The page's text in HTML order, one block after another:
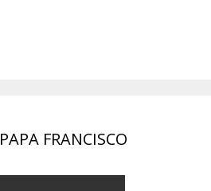
FRANCISCO